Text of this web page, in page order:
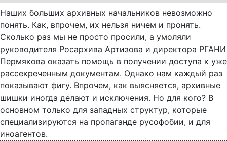
Наших больших архивных начальников невозможно
понять. Как, впрочем, их нельзя ничем и пронять.
Сколько раз мы не просто просили, а умоляли
руководителя Росархива Артизова и директора РГАНИ
Пермякова оказать помощь в получении доступа к уже
рассекреченным документам. Однако нам каждый раз
показывают фигу. Впрочем, как выясняется, архивные
шишки иногда делают и исключения. Но для кого? В
основном только для западных структур, которые
специализируются на пропаганде русофобии, и для
иноагентов.